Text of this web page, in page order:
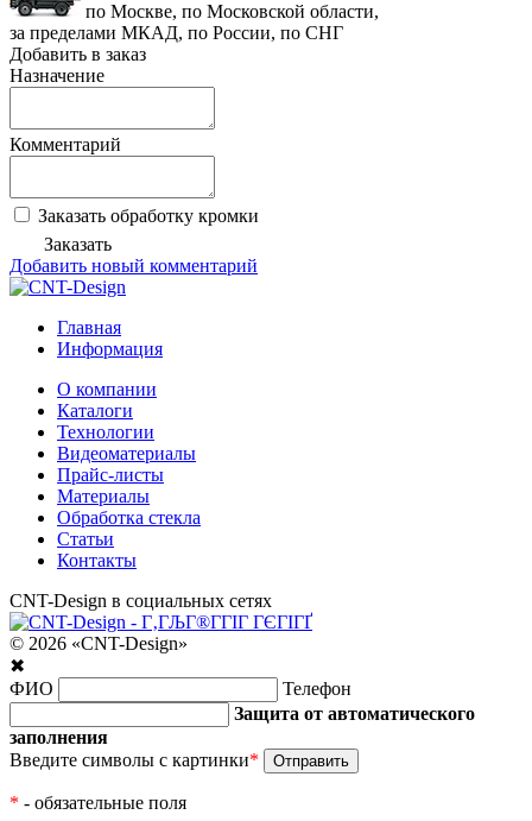
по Москве, по Московской области,
за пределами МКАД, по России, по СНГ
Добавить в заказ
Назначение
Комментарий
Заказать обработку кромки
Заказать
Добавить новый комментарий
Главная
Информация
О компании
Каталоги
Технологии
Видеоматериалы
Прайс-листы
Материалы
Обработка стекла
Статьи
Контакты
CNT-Design в социальных сетях
© 2026 «CNT-Design»
✖
ФИО
Телефон
Защита от автоматического
заполнения
Введите символы с картинки*
* - обязательные поля